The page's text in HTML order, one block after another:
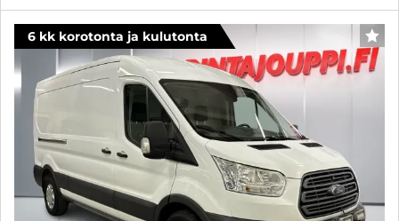
6 kk korotonta ja kulutonta